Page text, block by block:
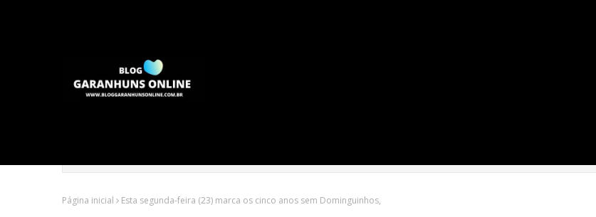
Página inicial Esta segunda-feira (23) marca os cinco anos sem Dominguinhos,